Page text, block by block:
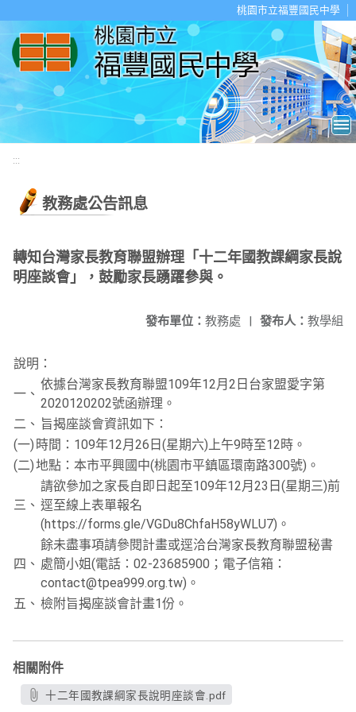
桃園市立福豐國民中學
:::
教務處公告訊息
轉知台灣家長教育聯盟辦理「十二年國教課綱家長說
明座談會」，鼓勵家長踴躍參與。
發布人： 教學組
發布單位： 教務處 |
說明：
一、
依據台灣家長教育聯盟109年12月2日台家盟愛字第
2020120202號函辦理。
二、 旨揭座談會資訊如下：
(一) 時間：109年12月26日(星期六)上午9時至12時。
(二)地點：本市平興國中(桃園市平鎮區環南路300號)。
三、
請欲參加之家長自即日起至109年12月23日(星期三)前
逕至線上表單報名
(https://forms.gle/VGDu8ChfaH58yWLU7)。
四、
餘未盡事項請參閱計畫或逕洽台灣家長教育聯盟秘書
處簡小姐(電話：02-23685900；電子信箱：
contact@tpea999.org.tw)。
五、 檢附旨揭座談會計畫1份。
相關附件
十二年國教課綱家長說明座談會.pdf